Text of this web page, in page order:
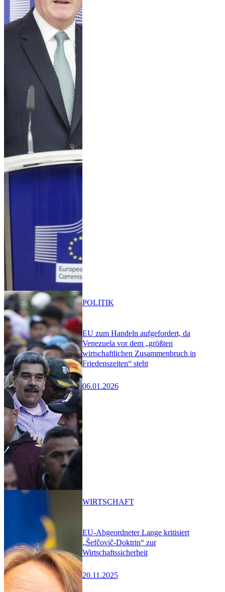
EU zum Handeln aufgefordert, da
Venezuela vor dem „größten
wirtschaftlichen Zusammenbruch in
Friedenszeiten“ steht
06.01.2026
POLITIK
EU-Abgeordneter Lange kritisiert
„Šefčovič-Doktrin“ zur
Wirtschaftssicherheit
20.11.2025
WIRTSCHAFT